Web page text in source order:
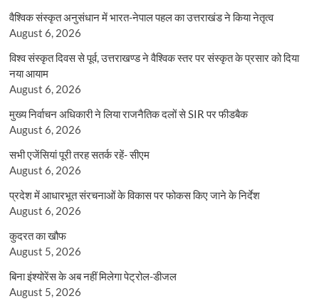
वैश्विक संस्कृत अनुसंधान में भारत-नेपाल पहल का उत्तराखंड ने किया नेतृत्व
August 6, 2026
विश्व संस्कृत दिवस से पूर्व, उत्तराखण्ड ने वैश्विक स्तर पर संस्कृत के प्रसार को दिया
नया आयाम
August 6, 2026
मुख्य निर्वाचन अधिकारी ने लिया राजनैतिक दलों से SIR पर फीडबैक
August 6, 2026
सभी एजेंसियां पूरी तरह सतर्क रहें- सीएम
August 6, 2026
प्रदेश में आधारभूत संरचनाओं के विकास पर फोकस किए जाने के निर्देश
August 6, 2026
कुदरत का खौफ
August 5, 2026
बिना इंश्योरेंस के अब नहीं मिलेगा पेट्रोल-डीजल
August 5, 2026